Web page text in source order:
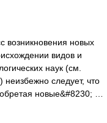
новых
видов и
наук (см.
следует, что
новые&#8230; …